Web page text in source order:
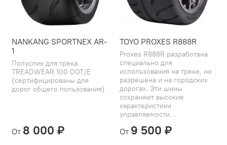
NANKANG SPORTNEX AR-
1
Полуслик для трека.
TREADWEAR 100 DOT/E
(сертифицированы для
дорог общего пользования)
От 8 000 ₽
TOYO PROXES R888R
Proxes R888R разработана
специально для
использования на треке, но
разрешена и на городских
дорогах. Эти шины
сохраняют высокие
характеристики
управляемости...
От 9 500 ₽